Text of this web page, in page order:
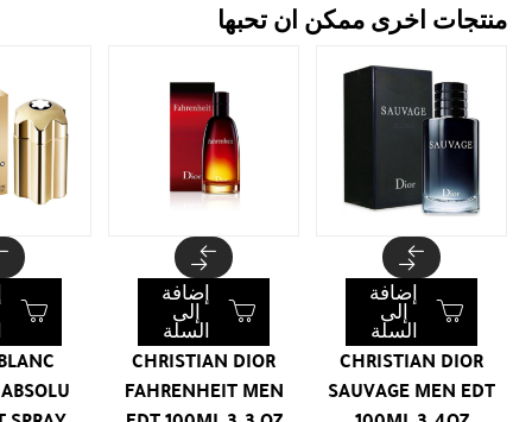
منتجات اخرى ممكن ان تحبها
CHRISTIAN DIOR
SAUVAGE MEN EDT
إضافة
إلى
السلة
CHRISTIAN DIOR
FAHRENHEIT MEN
إضافة
إلى
السلة